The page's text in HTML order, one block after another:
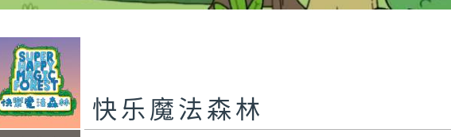
快乐魔法森林